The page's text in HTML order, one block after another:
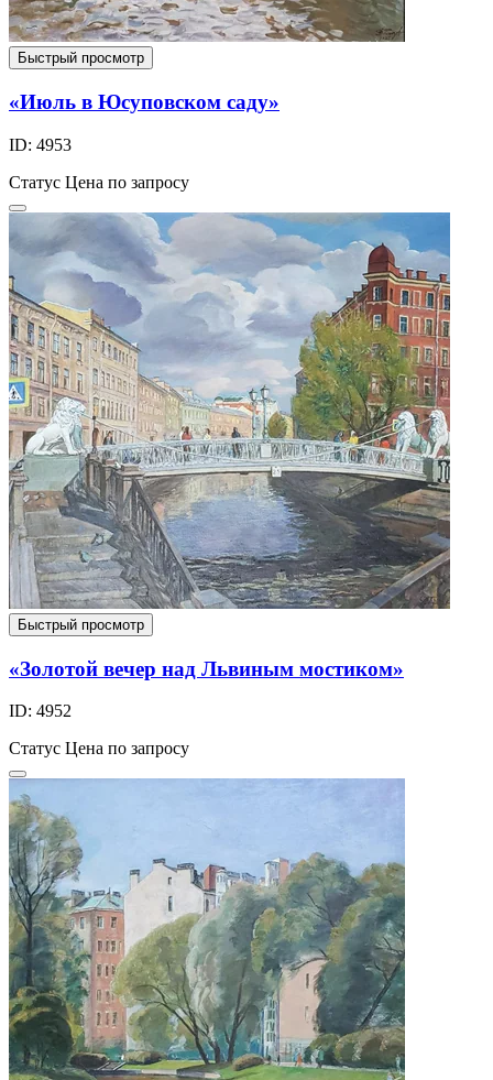
Быстрый просмотр
«Июль в Юсуповском саду»
ID: 4953
Статус Цена по запросу
Быстрый просмотр
«Золотой вечер над Львиным мостиком»
ID: 4952
Статус Цена по запросу